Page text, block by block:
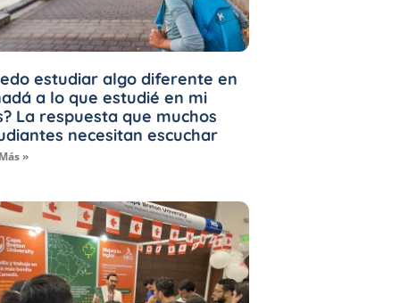
estudiar algo diferente en
a lo que estudié en mi
La respuesta que muchos
necesitan escuchar
»